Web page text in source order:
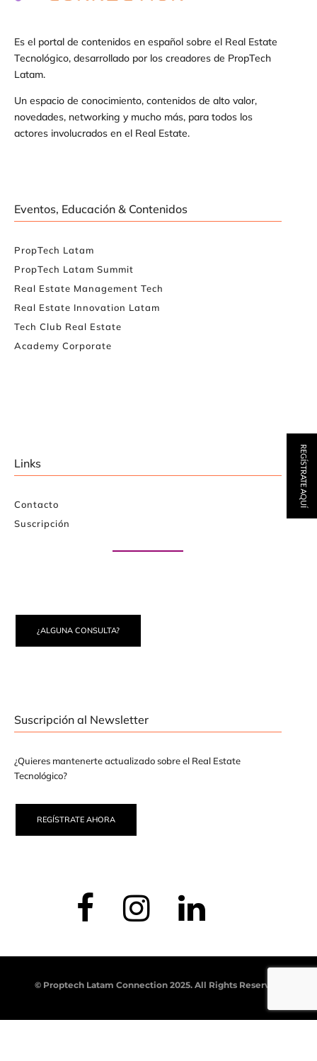
Es el portal de contenidos en español sobre el Real Estate
Tecnológico, desarrollado por los creadores de PropTech
Latam.
Un espacio de conocimiento, contenidos de alto valor,
novedades, networking y mucho más, para todos los
actores involucrados en el Real Estate.
Eventos, Educación & Contenidos
PropTech Latam
PropTech Latam Summit
Real Estate Management Tech
Real Estate Innovation Latam
Tech Club Real Estate
Academy Corporate
Links
Contacto
Suscripción
¿ALGUNA CONSULTA?
Suscripción al Newsletter
¿Quieres mantenerte actualizado sobre el Real Estate
Tecnológico?
REGÍSTRATE AHORA
© Proptech Latam Connection 2025. All Rights Reserved.
REGÍSTRATE AQUÍ